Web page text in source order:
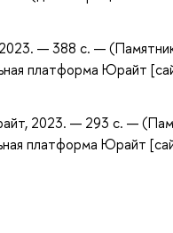
— 388 с. —
платформа Юрайт
2023. — 293 с. —
платформа Юрайт